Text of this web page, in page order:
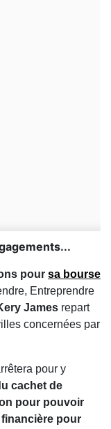
pour sa bourse
Entreprendre
James repart
concernées par
pour y
cachet de
pour pouvoir
pour